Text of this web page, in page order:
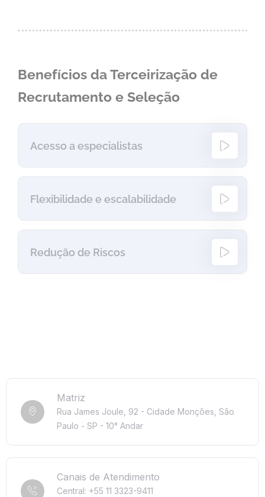
Benefícios da Terceirização de
Recrutamento e Seleção
Acesso a especialistas
Flexibilidade e escalabilidade
Redução de Riscos
Matriz
Rua James Joule, 92 - Cidade Monções, São
Paulo - SP - 10° Andar
Canais de Atendimento
Central: +55 11 3323-9411